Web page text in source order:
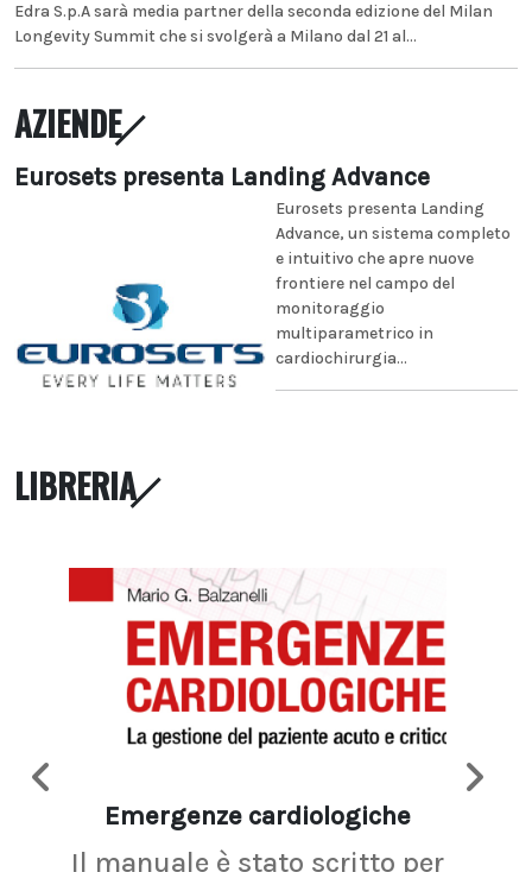
Edra S.p.A sarà media partner della seconda edizione del Milan
Longevity Summit che si svolgerà a Milano dal 21 al...
AZIENDE
Eurosets presenta Landing Advance
Eurosets presenta Landing
Advance, un sistema completo
e intuitivo che apre nuove
frontiere nel campo del
monitoraggio
multiparametrico in
cardiochirurgia...
LIBRERIA
Emergenze cardiologiche
Il manuale è stato scritto per